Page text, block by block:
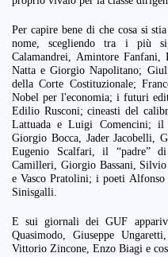
Per capire bene di che cosa si
nome, scegliendo tra i più
Calamandrei, Amintore
Natta e Giorgio Napolitano;
della Corte Costituzionale;
Nobel per l'economia; i futuri
Edilio Rusconi; cineasti del
Lattuada e Luigi Comencini;
Giorgio Bocca, Jader Jacobelli,
Eugenio Scalfari, il “padre” di
Camilleri, Giorgio Bassani,
e Vasco Pratolini; i poeti
Sinisgalli.
E sui giornali dei GUF
Quasimodo, Giuseppe
Vittorio Zincone, Enzo Biagi e